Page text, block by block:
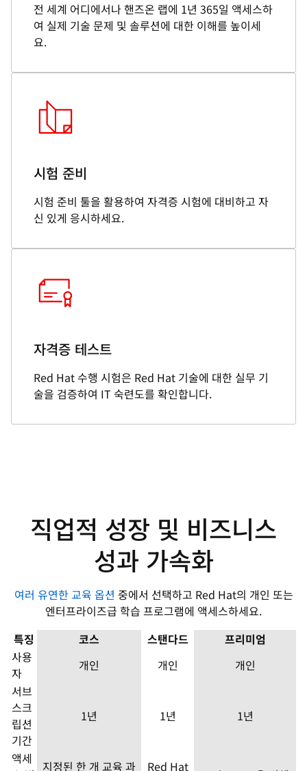
전 세계 어디에서나 핸즈온 랩에 1년 365일 액세스하
여 실제 기술 문제 및 솔루션에 대한 이해를 높이세
요.
시험 준비
시험 준비 툴을 활용하여 자격증 시험에 대비하고 자
신 있게 응시하세요.
자격증 테스트
Red Hat 수행 시험은 Red Hat 기술에 대한 실무 기
술을 검증하여 IT 숙련도를 확인합니다.
직업적 성장 및 비즈니스
성과 가속화
여러 유연한 교육 옵션 중에서 선택하고 Red Hat의 개인 또는
엔터프라이즈급 학습 프로그램에 액세스하세요.
특징
코스 스탠다드
프리미엄
사용
자
개인 개인
개인
서브
스크
립션
기간
1년 1년 1년
액세
지정된 한 개 교육 과 Red Hat